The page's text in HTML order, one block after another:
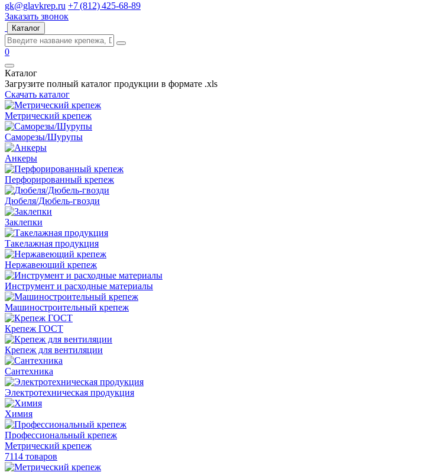
gk@glavkrep.ru +7 (812) 425-68-89
Заказать звонок
Каталог
0
Каталог
Загрузите полный каталог продукции в формате .xls
Скачать каталог
Метрический крепеж
Саморезы/Шурупы
Анкеры
Перфорированный крепеж
Дюбеля/Дюбель-гвозди
Заклепки
Такелажная продукция
Нержавеющий крепеж
Инструмент и расходные материалы
Машиностроительный крепеж
Крепеж ГОСТ
Крепеж для вентиляции
Сантехника
Электротехническая продукция
Химия
Профессиональный крепеж
Метрический крепеж
7114 товаров